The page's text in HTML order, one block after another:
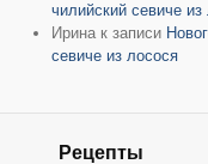
чилийский севиче из
Ирина к записи
севиче из лосося
Рецепты